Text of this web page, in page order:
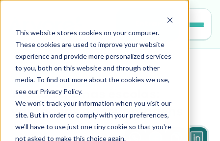
This website stores cookies on your computer.
These cookies are used to improve your website
experience and provide more personalized services
to you, both on this website and through other
media. To find out more about the cookies we use,
see our Privacy Policy.
We won't track your information when you visit our
site. But in order to comply with your preferences,
we'll have to use just one tiny cookie so that you're
not asked to make this choice again.
gestao-escolar
Tecnologia nas escolas:
vantagens e desvantagens
5 min